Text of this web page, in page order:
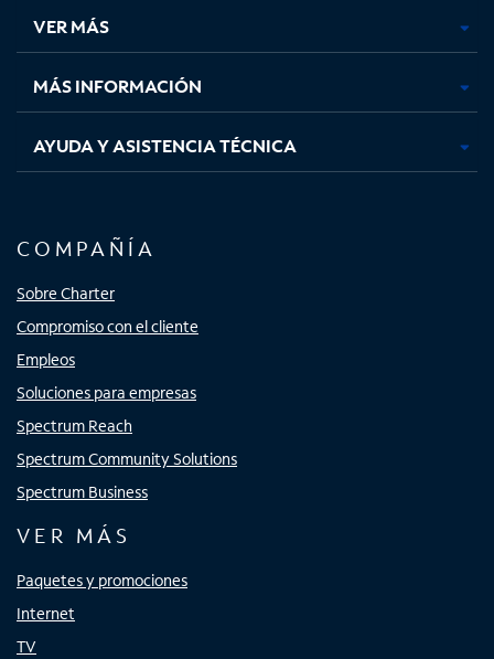
pestaña
nueva
pestaña
nueva
pestaña
nuevanueva
VER MÁS
MÁS INFORMACIÓN
AYUDA Y ASISTENCIA TÉCNICA
COMPAÑÍA
Sobre Charter
Compromiso con el cliente
Empleos
Soluciones para empresas
Spectrum Reach
Spectrum Community Solutions
Spectrum Business
VER MÁS
Paquetes y promociones
Internet
TV